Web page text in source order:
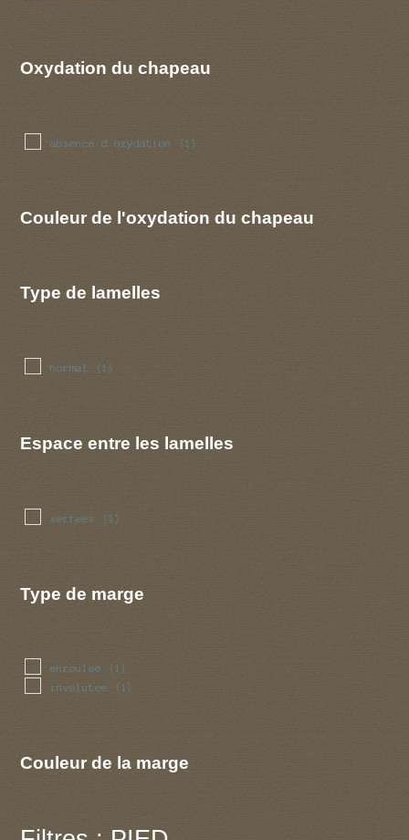
Oxydation du chapeau
absence d oxydation (1)
Couleur de l'oxydation du chapeau
Type de lamelles
normal (1)
Espace entre les lamelles
serrees (1)
Type de marge
enroulee (1)
involutee (1)
Couleur de la marge